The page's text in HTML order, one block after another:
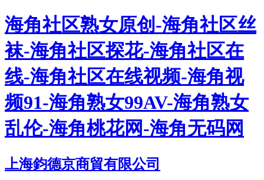
海角社区熟女原创-海角社区丝
袜-海角社区探花-海角社区在
线-海角社区在线视频-海角视
频91-海角熟女99AV-海角熟女
乱伦-海角桃花网-海角无码网
上海鈞德京商貿有限公司